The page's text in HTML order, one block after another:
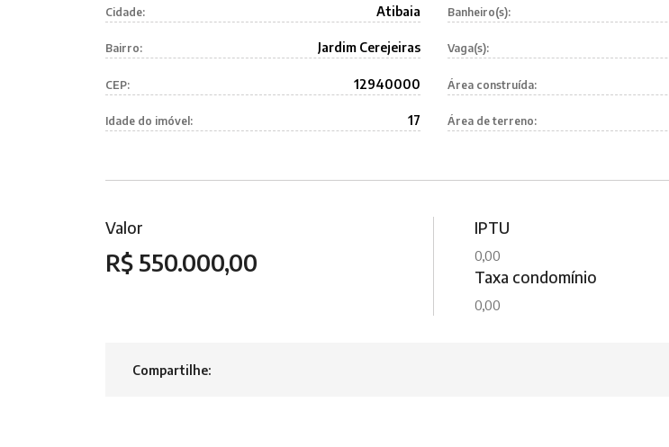
Cidade: Atibaia
Bairro: Jardim Cerejeiras
CEP: 12940000
Idade do imóvel: 17
Banheiro(s):
Vaga(s):
Área construída:
Área de terreno:
Valor
R$ 550.000,00
IPTU
0,00
Taxa condomínio
0,00
Compartilhe: